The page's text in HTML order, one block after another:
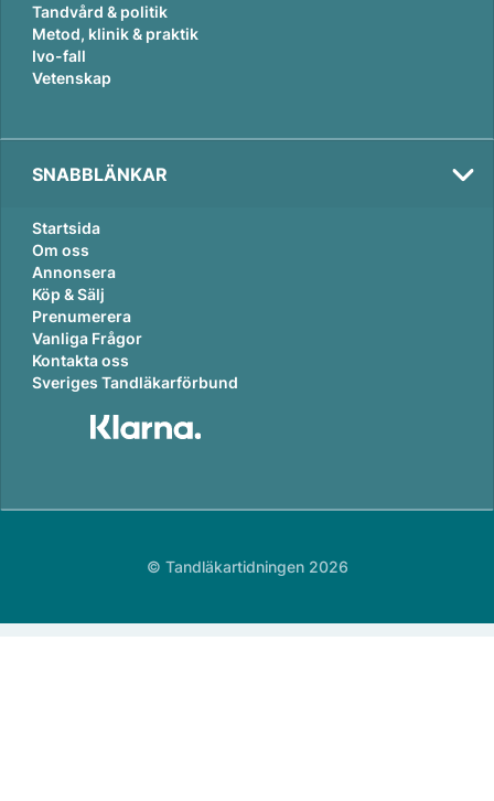
Tandvård & politik
Metod, klinik & praktik
Ivo-fall
Vetenskap
SNABBLÄNKAR
Startsida
Om oss
Annonsera
Köp & Sälj
Prenumerera
Vanliga Frågor
Kontakta oss
Sveriges Tandläkarförbund
© Tandläkartidningen 2026